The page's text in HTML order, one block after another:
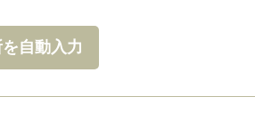
自動入力